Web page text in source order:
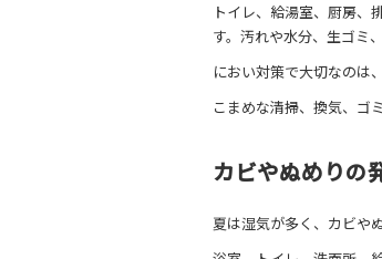
トイレ、給湯室、厨房、
す。汚れや水分、生ゴミ
におい対策で大切なのは
こまめな清掃、換気、ゴ
カビやぬめりの
夏は湿気が多く、カビや